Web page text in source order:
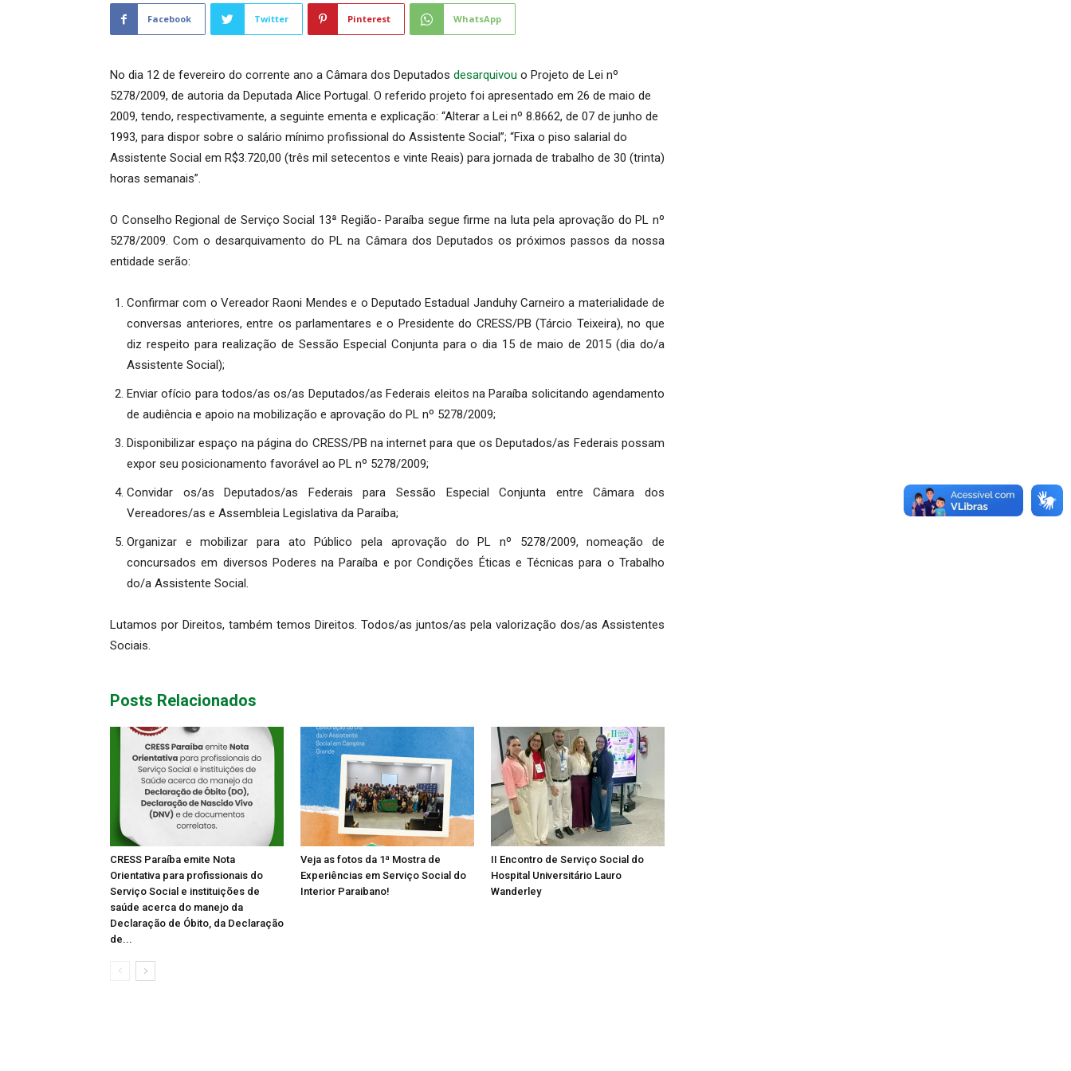
Facebook Twitter Pinterest WhatsApp
No dia 12 de fevereiro do corrente ano a Câmara dos Deputados desarquivou o Projeto de Lei nº
5278/2009, de autoria da Deputada Alice Portugal. O referido projeto foi apresentado em 26 de maio de
2009, tendo, respectivamente, a seguinte ementa e explicação: “Alterar a Lei nº 8.8662, de 07 de junho de
1993, para dispor sobre o salário mínimo profissional do Assistente Social”; “Fixa o piso salarial do
Assistente Social em R$3.720,00 (três mil setecentos e vinte Reais) para jornada de trabalho de 30 (trinta)
horas semanais”.
O Conselho Regional de Serviço Social 13ª Região- Paraíba segue firme na luta pela aprovação do PL nº
5278/2009. Com o desarquivamento do PL na Câmara dos Deputados os próximos passos da nossa
entidade serão:
Confirmar com o Vereador Raoni Mendes e o Deputado Estadual Janduhy Carneiro a materialidade de
conversas anteriores, entre os parlamentares e o Presidente do CRESS/PB (Tárcio Teixeira), no que
diz respeito para realização de Sessão Especial Conjunta para o dia 15 de maio de 2015 (dia do/a
Assistente Social);
Enviar ofício para todos/as os/as Deputados/as Federais eleitos na Paraíba solicitando agendamento
de audiência e apoio na mobilização e aprovação do PL nº 5278/2009;
Disponibilizar espaço na página do CRESS/PB na internet para que os Deputados/as Federais possam
expor seu posicionamento favorável ao PL nº 5278/2009;
Convidar os/as Deputados/as Federais para Sessão Especial Conjunta entre Câmara dos
Vereadores/as e Assembleia Legislativa da Paraíba;
Organizar e mobilizar para ato Público pela aprovação do PL nº 5278/2009, nomeação de
concursados em diversos Poderes na Paraíba e por Condições Éticas e Técnicas para o Trabalho
do/a Assistente Social.
Lutamos por Direitos, também temos Direitos. Todos/as juntos/as pela valorização dos/as Assistentes
Sociais.
Posts Relacionados
CRESS Paraíba emite Nota
Orientativa para profissionais do
Serviço Social e instituições de
saúde acerca do manejo da
Declaração de Óbito, da Declaração
de...
Veja as fotos da 1ª Mostra de
Experiências em Serviço Social do
Interior Paraibano!
II Encontro de Serviço Social do
Hospital Universitário Lauro
Wanderley